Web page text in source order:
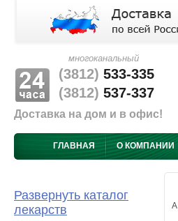
многоканальный
(3812) 533-335
(3812) 537-337
Доставка на дом и в офис!
ГЛАВНАЯ О КОМПАНИИ
Развернуть каталог
лекарств
А